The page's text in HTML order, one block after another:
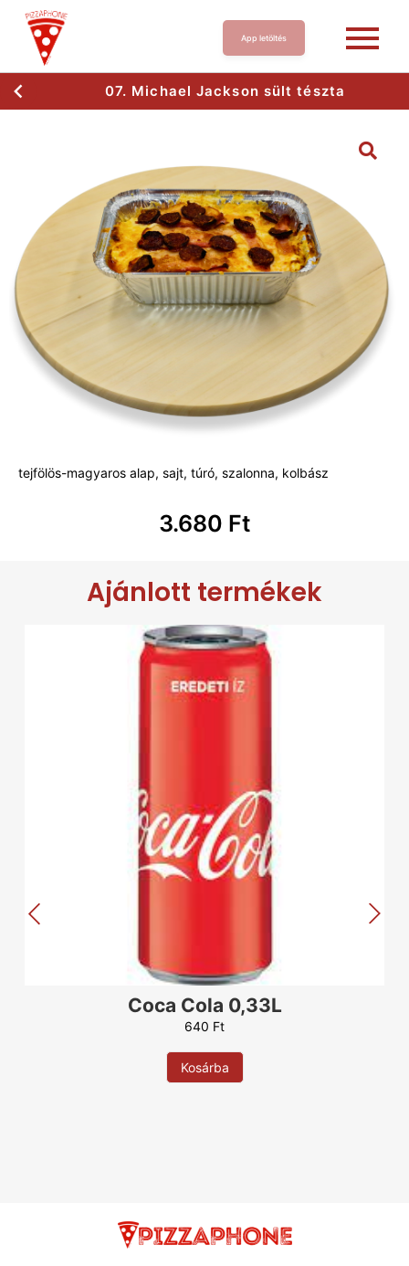
App letöltés
07. Michael Jackson sült tészta
tejfölös-magyaros alap, sajt, túró, szalonna, kolbász
3.680 Ft
Ajánlott termékek
Coca Cola 0,33L
640 Ft
Kosárba